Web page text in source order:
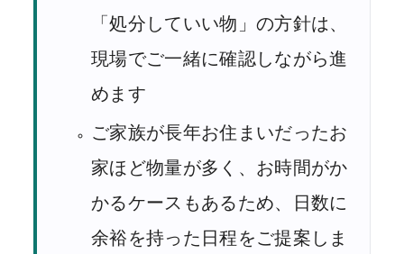
「処分していい物」の方針は、
現場でご一緒に確認しながら進
めます
ご家族が長年お住まいだったお
家ほど物量が多く、お時間がか
かるケースもあるため、日数に
余裕を持った日程をご提案しま